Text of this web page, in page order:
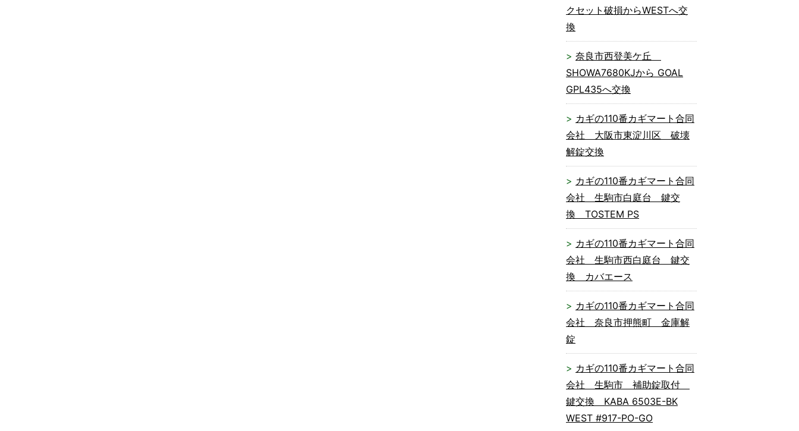
クセット破損からWESTへ交
換
奈良市西登美ケ丘
SHOWA7680KJから GOAL
GPL435へ交換
カギの110番カギマート合同
会社 大阪市東淀川区 破壊
解錠交換
カギの110番カギマート合同
会社 生駒市白庭台 鍵交
換 TOSTEM PS
カギの110番カギマート合同
会社 生駒市西白庭台 鍵交
換 カバエース
カギの110番カギマート合同
会社 奈良市押熊町 金庫解
錠
カギの110番カギマート合同
会社 生駒市 補助錠取付
鍵交換 KABA 6503E-BK
WEST #917-PO-GO